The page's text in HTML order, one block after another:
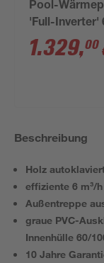
Pool-
'Full-Inverter'
1.329,00
Beschreibung
Holz
effiziente 6 m³/
Außentreppe
graue PVC-
Innenhülle 60/
10 Jahre